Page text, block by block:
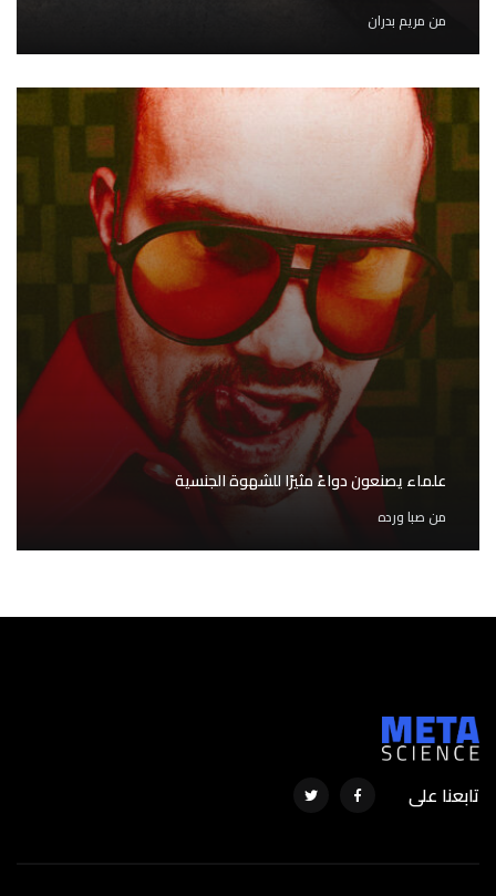
من مريم بدران
علماء يصنعون دواءً مثيرًا للشهوة الجنسية
من صبا ورده
تابعنا على